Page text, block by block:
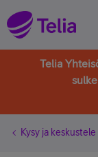
Telia
Kysy ja